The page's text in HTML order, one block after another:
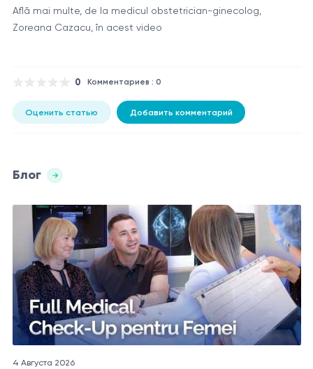
Află mai multe, de la medicul obstetrician-ginecolog,
Zoreana Cazacu, în acest video
0 Комментариев : 0
Оценить статью Добавить комментарий
Блог
4 Августа 2026